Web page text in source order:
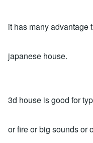
it has many advantage
japanese house.
3d house is good for
or fire or big sounds or